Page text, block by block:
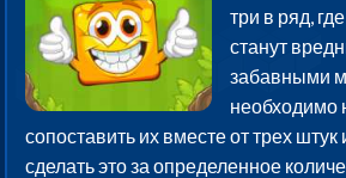
три в ряд,
станут
забавными
необходимо
сопоставить их вместе от трех штук
сделать это за определенное